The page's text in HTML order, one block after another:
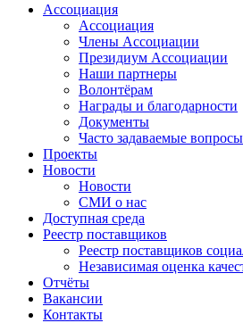
Ассоциация
Ассоциация
Члены Ассоциации
Президиум Ассоциации
Наши партнеры
Волонтёрам
Награды и благодарности
Документы
Часто задаваемые вопросы
Проекты
Новости
Новости
СМИ о нас
Доступная среда
Реестр поставщиков
Реестр поставщиков
Независимая оценка
Отчёты
Вакансии
Контакты